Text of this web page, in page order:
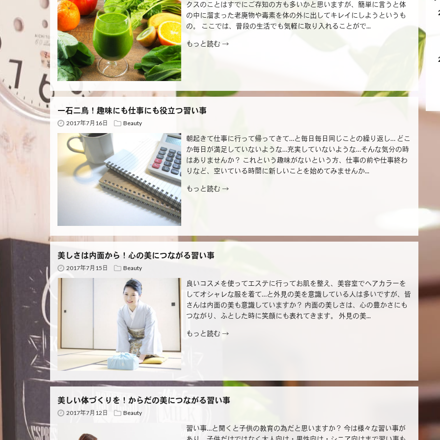
クスのことはすでにご存知の方も多いかと思いますが、簡単に言うと体
の中に溜まった老廃物や毒素を体の外に出してキレイにしようというも
の。 ここでは、普段の生活でも気軽に取り入れることがで...
もっと読む →
一石二鳥！趣味にも仕事にも役立つ習い事
2017年7月16日 Beauty
朝起きて仕事に行って帰ってきて…と毎日毎日同じことの繰り返し… どこ
か毎日が満足していないような…充実していないような…そんな気分の時
はありませんか？ これという趣味がないという方、仕事の前や仕事終わ
りなど、空いている時間に新しいことを始めてみませんか...
もっと読む →
美しさは内面から！心の美につながる習い事
2017年7月15日 Beauty
良いコスメを使ってエステに行ってお肌を整え、美容室でヘアカラーを
してオシャレな服を着て…と外見の美を意識している人は多いですが、皆
さんは内面の美も意識していますか？ 内面の美しさは、心の豊かさにも
つながり、ふとした時に笑顔にも表れてきます。 外見の美...
もっと読む →
美しい体づくりを！からだの美につながる習い事
2017年7月12日 Beauty
習い事…と聞くと子供の教育の為だと思いますか？ 今は様々な習い事が